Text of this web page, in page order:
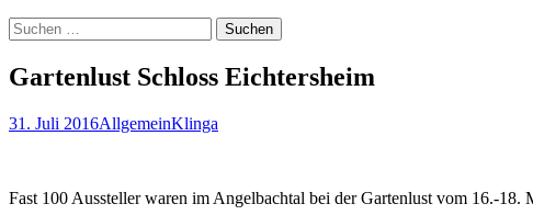
Suchen
nach:
Gartenlust Schloss Eichtersheim
31. Juli 2016AllgemeinKlinga
Fast 100 Aussteller waren im Angelbachtal bei der Gartenlust vom 16.-18.